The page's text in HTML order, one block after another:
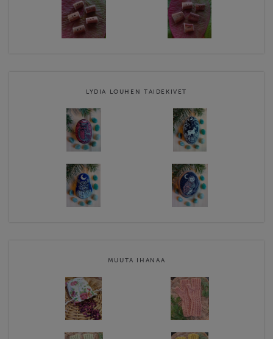
LYDIA LOUHEN TAIDEKIVET
MUUTA IHANAA